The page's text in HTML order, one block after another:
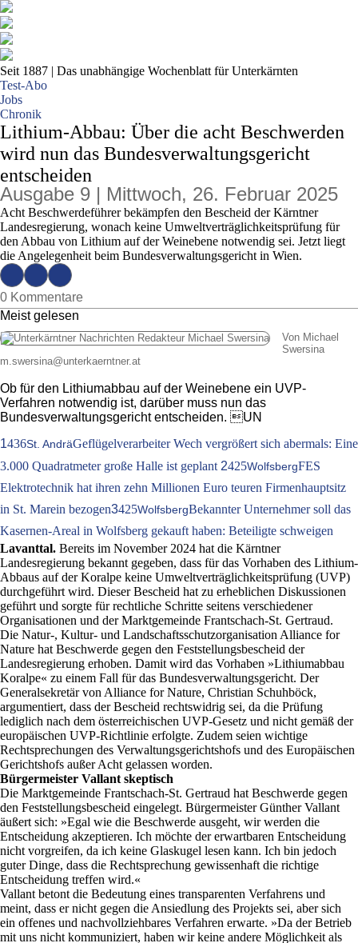
Seit 1887 | Das unabhängige Wochenblatt für Unterkärnten
Test-Abo
Jobs
Chronik
Lithium-Abbau: Über die acht Beschwerden
wird nun das Bundesverwaltungsgericht
entscheiden
Ausgabe 9 | Mittwoch, 26. Februar 2025
Acht Beschwerdeführer bekämpfen den Bescheid der Kärntner
Landesregierung, wonach keine Umweltverträglichkeitsprüfung für
den Abbau von Lithium auf der Weinebene notwendig sei. Jetzt liegt
die Angelegenheit beim Bundesverwaltungsgericht in Wien.
0 Kommentare
Meist gelesen
Von Michael
Swersina
m.swersina@unterkaerntner.at
Ob für den Lithiumabbau auf der Weinebene ein UVP-
Verfahren notwendig ist, darüber muss nun das
Bundesverwaltungsgericht entscheiden. UN
1436St. AndräGeflügelverarbeiter Wech vergrößert sich abermals: Eine
3.000 Quadratmeter große Halle ist geplant 2425WolfsbergFES
Elektrotechnik hat ihren zehn Millionen Euro teuren Firmenhauptsitz
in St. Marein bezogen3425WolfsbergBekannter Unternehmer soll das
Kasernen-Areal in Wolfsberg gekauft haben: Beteiligte schweigen
Lavanttal. Bereits im November 2024 hat die Kärntner
Landesregierung bekannt gegeben, dass für das Vorhaben des Lithium-
Abbaus auf der Koralpe keine Umweltverträglichkeitsprüfung (UVP)
durchgeführt wird. Dieser Bescheid hat zu erheblichen Diskussionen
geführt und sorgte für rechtliche Schritte seitens verschiedener
Organisationen und der Marktgemeinde Frantschach-St. Gertraud.
Die Natur-, Kultur- und Landschaftsschutzorganisation Alliance for
Nature hat Beschwerde gegen den Feststellungsbescheid der
Landesregierung erhoben. Damit wird das Vorhaben »Lithiumabbau
Koralpe« zu einem Fall für das Bundesverwaltungsgericht. Der
Generalsekretär von Alliance for Nature, Christian Schuhböck,
argumentiert, dass der Bescheid rechtswidrig sei, da die Prüfung
lediglich nach dem österreichischen UVP-Gesetz und nicht gemäß der
europäischen UVP-Richtlinie erfolgte. Zudem seien wichtige
Rechtsprechungen des Verwaltungsgerichtshofs und des Europäischen
Gerichtshofs außer Acht gelassen worden.
Bürgermeister Vallant skeptisch
Die Marktgemeinde Frantschach-St. Gertraud hat Beschwerde gegen
den Feststellungsbescheid eingelegt. Bürgermeister Günther Vallant
äußert sich: »Egal wie die Beschwerde ausgeht, wir werden die
Entscheidung akzeptieren. Ich möchte der erwartbaren Entscheidung
nicht vorgreifen, da ich keine Glaskugel lesen kann. Ich bin jedoch
guter Dinge, dass die Rechtsprechung gewissenhaft die richtige
Entscheidung treffen wird.«
Vallant betont die Bedeutung eines transparenten Verfahrens und
meint, dass er nicht gegen die Ansiedlung des Projekts sei, aber sich
ein offenes und nachvollziehbares Verfahren erwarte. »Da der Betrieb
mit uns nicht kommuniziert, haben wir keine andere Möglichkeit als